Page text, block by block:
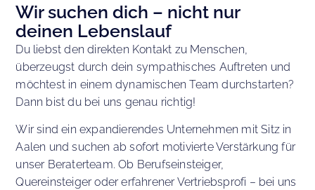
Wir suchen dich – nicht nur
deinen Lebenslauf
Du liebst den direkten Kontakt zu Menschen,
überzeugst durch dein sympathisches Auftreten und
möchtest in einem dynamischen Team durchstarten?
Dann bist du bei uns genau richtig!
Wir sind ein expandierendes Unternehmen mit Sitz in
Aalen und suchen ab sofort motivierte Verstärkung für
unser Beraterteam. Ob Berufseinsteiger,
Quereinsteiger oder erfahrener Vertriebsprofi – bei uns